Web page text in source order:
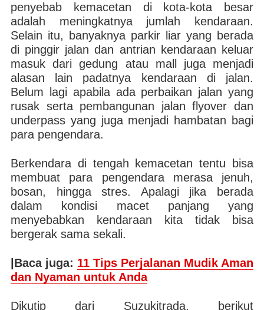
penyebab kemacetan di kota-kota besar
adalah meningkatnya jumlah kendaraan.
Selain itu, banyaknya parkir liar yang berada
di pinggir jalan dan antrian kendaraan keluar
masuk dari gedung atau mall juga menjadi
alasan lain padatnya kendaraan di jalan.
Belum lagi apabila ada perbaikan jalan yang
rusak serta pembangunan jalan flyover dan
underpass yang juga menjadi hambatan bagi
para pengendara.
Berkendara di tengah kemacetan tentu bisa
membuat para pengendara merasa jenuh,
bosan, hingga stres. Apalagi jika berada
dalam kondisi macet panjang yang
menyebabkan kendaraan kita tidak bisa
bergerak sama sekali.
|Baca juga: 11 Tips Perjalanan Mudik Aman
dan Nyaman untuk Anda
Dikutip dari Suzukitrada, berikut